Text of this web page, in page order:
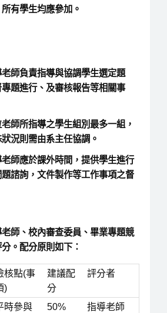
有學生均應參加。
師負責指導與協調學生選定題
專題進行、及審核報告等相關事
師所指導之學生組別最多一組，
況則需由系主任協調。
師應於課外時間，提供學生進行
諮詢，文件製作等工作事項之督
師、校內審查委員、畢業專題競
。配分原則如下：
核點(事
)
建議配
分
評分者
時參與 50%
指導老師